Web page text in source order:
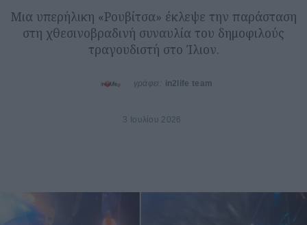
Μια υπερήλικη «Ρουβίτσα» έκλεψε την παράσταση
στη χθεσινοβραδινή συναυλία του δημοφιλούς
τραγουδιστή στο Ίλιον.
γράφει: in2life team
3 Ιουλίου 2026